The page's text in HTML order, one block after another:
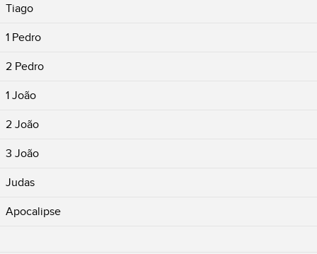
Tiago
1 Pedro
2 Pedro
1 João
2 João
3 João
Judas
Apocalipse